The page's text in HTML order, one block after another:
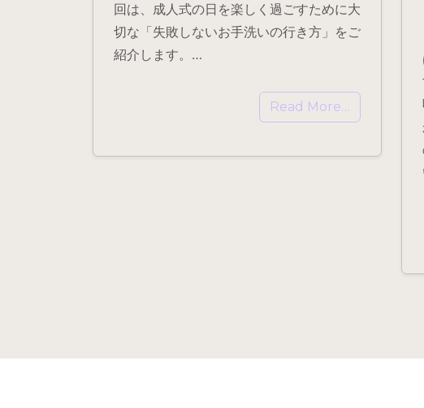
回は、成人式の日を楽しく過ごすために大
切な「失敗しないお手洗いの行き方」をご
紹介します。…
Read More…